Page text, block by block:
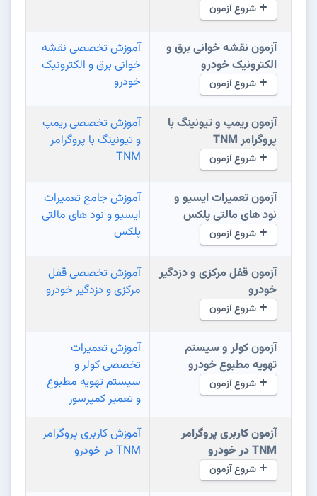
شروع آزمون
آزمون نقشه خوانی برق و
الکترونیک خودرو
شروع آزمون
آموزش تخصصی نقشه
خوانی برق و الکترونیک
خودرو
آزمون ریمپ و تیونینگ با
پروگرامر TNM
شروع آزمون
آموزش تخصصی ریمپ
و تیونینگ با پروگرامر
TNM
آزمون تعمیرات ایسیو و
نود های مالتی پلکس
شروع آزمون
آموزش جامع تعمیرات
ایسیو و نود های مالتی
پلکس
آزمون قفل مرکزی و دزدگیر
خودرو
شروع آزمون
آموزش تخصصی قفل
مرکزی و دزدگیر خودرو
آزمون کولر و سیستم
تهویه مطبوع خودرو
شروع آزمون
آموزش تعمیرات
تخصصی کولر و
سیستم تهویه مطبوع
و تعمیر کمپرسور
آزمون کاربری پروگرامر
TNM در خودرو
شروع آزمون
آموزش کاربری پروگرامر
TNM در خودرو